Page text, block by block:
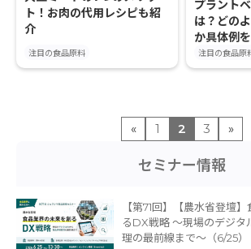
ト！お肉の代用レシピも紹
介
注目の食品原料
プラント
は？どの
か具体例
注目の食品原
« 1 2 3 »
セミナー情報
【第71回】【農水省登壇
るDX戦略 〜現場のデジタ
理の最前線まで〜（6/25）